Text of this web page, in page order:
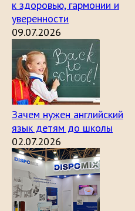
к здоровью, гармонии и
уверенности
09.07.2026
Зачем нужен английский
язык детям до школы
02.07.2026